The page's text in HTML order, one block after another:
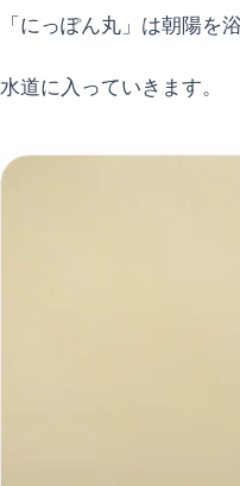
「にっぽん丸」は朝陽を
水道に入っていきます。